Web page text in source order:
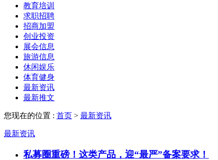
教育培训
求职招聘
招商加盟
创业投资
展会信息
旅游信息
休闲娱乐
体育健身
最新资讯
最新推文
您现在的位置 : 首页 > 最新资讯
最新资讯
私募圈重磅！这类产品，迎“最严”备案要求！